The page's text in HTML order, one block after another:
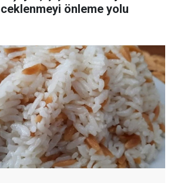
önleme yolu